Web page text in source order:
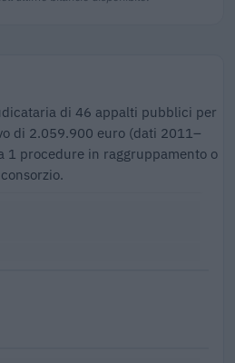
di 46 appalti pubblici per
di 2.059.900 euro (dati 2011–
1 procedure in raggruppamento o
consorzio.